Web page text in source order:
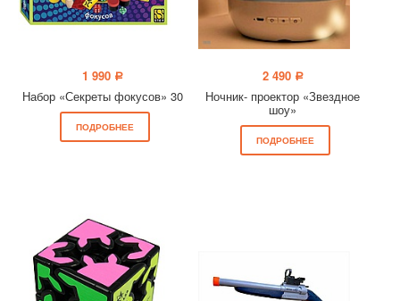
1 990 a
Набор «Секреты фокусов» 30
ПОДРОБНЕЕ
2 490 a
Ночник- проектор «Звездное
шоу»
ПОДРОБНЕЕ